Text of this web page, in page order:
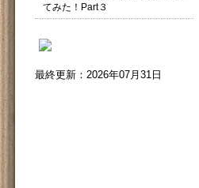
てみた！Part３
最終更新：2026年07月31日